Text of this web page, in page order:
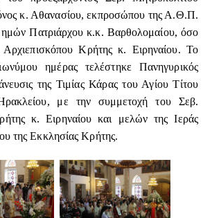
κ. Αθανασίου, εκπροσώπου της Α.Θ.Π.
ημών Πατριάρχου κ.κ. Βαρθολομαίου, όσο
Κρήτης κ. Ειρηναίου. Το
ημέρας τελέστηκε Πανηγυρικός
της Τιμίας Κάρας του Αγίου Τίτου
με την συμμετοχή του Σεβ.
κ. Ειρηναίου και μελών της Ιεράς
της Εκκλησίας Κρήτης.